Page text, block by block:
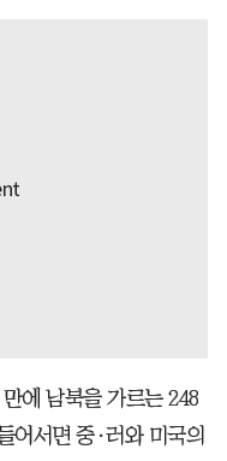
에 남북을 가르는 248
어서면 중·러와 미국의